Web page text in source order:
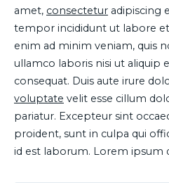
amet, consectetur adipiscing
tempor incididunt ut labore
enim ad minim veniam, quis
ullamco laboris nisi ut aliquip
consequat. Duis aute irure
voluptate velit esse cillum
pariatur. Excepteur sint
proident, sunt in culpa qui
id est laborum. Lorem ipsum